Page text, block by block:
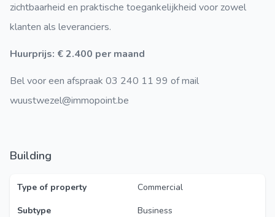
zichtbaarheid en praktische toegankelijkheid voor zowel
klanten als leveranciers.
Huurprijs: € 2.400 per maand
Bel voor een afspraak 03 240 11 99 of mail
wuustwezel@immopoint.be
Building
Type of property
Commercial
Subtype
Business